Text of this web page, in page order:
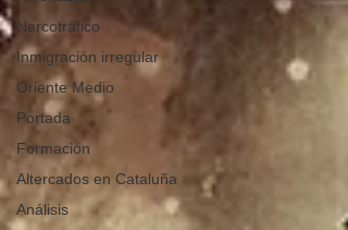
Narcotráfico
Inmigración irregular
Oriente Medio
Portada
Formación
Altercados en Cataluña
Análisis